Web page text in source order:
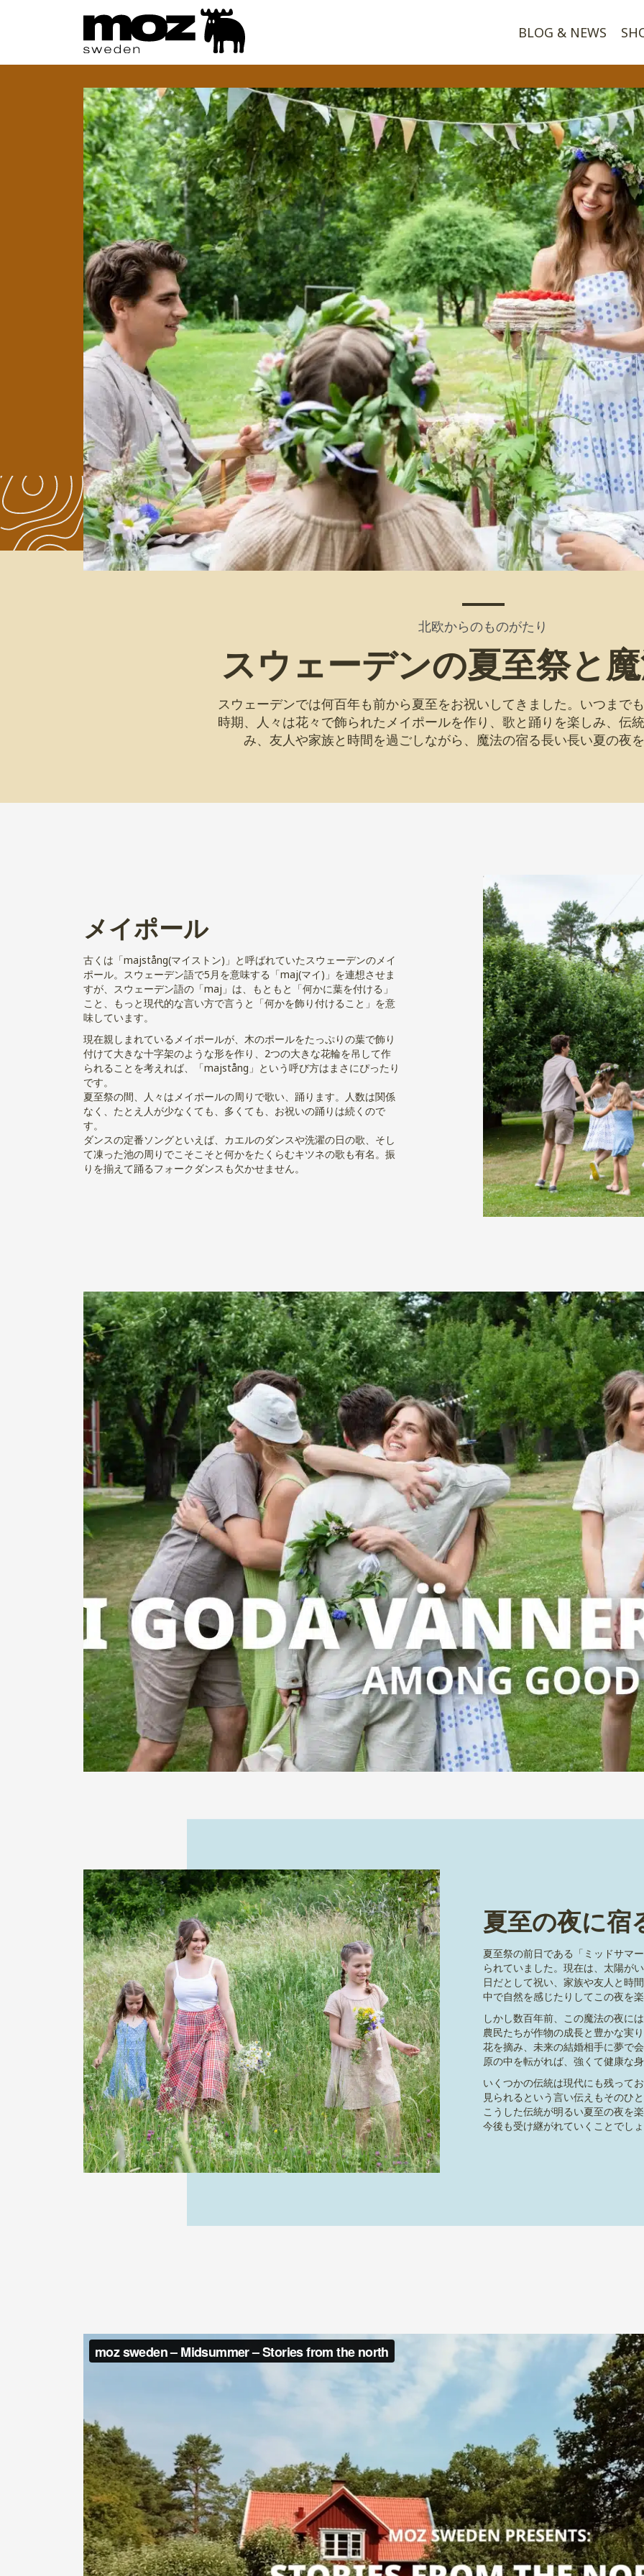
BLOG & NEWS
北欧からのものがたり
スウェーデンの夏至祭と
スウェーデンでは何百年も前から夏至をお祝いしてきました。いつまで
時期、人々は花々で飾られたメイポールを作り、歌と踊りを楽しみ、伝
み、友人や家族と時間を過ごしながら、魔法の宿る長い長い夏の夜
メイポール
古くは「majstång(マイストン)」と呼ばれていたスウェーデンのメイ
ポール。スウェーデン語で5月を意味する「maj(マイ)」を連想させま
すが、スウェーデン語の「maj」は、もともと「何かに葉を付ける」
こと、もっと現代的な言い方で言うと「何かを飾り付けること」を意
味しています。
現在親しまれているメイポールが、木のポールをたっぷりの葉で飾り
付けて大きな十字架のような形を作り、2つの大きな花輪を吊して作
られることを考えれば、「majstång」という呼び方はまさにぴったり
です。
夏至祭の間、人々はメイポールの周りで歌い、踊ります。人数は関係
なく、たとえ人が少なくても、多くても、お祝いの踊りは続くので
す。
ダンスの定番ソングといえば、カエルのダンスや洗濯の日の歌、そし
て凍った池の周りでこそこそと何かをたくらむキツネの歌も有名。振
りを揃えて踊るフォークダンスも欠かせません。
夏至の夜に宿
夏至祭の前日である「ミッドサマ
られていました。現在は、太陽が
日だとして祝い、家族や友人と時
中で自然を感じたりしてこの夜を
しかし数百年前、この魔法の夜に
農民たちが作物の成長と豊かな実
花を摘み、未来の結婚相手に夢で
原の中を転がれば、強くて健康な
いくつかの伝統は現代にも残って
見られるという言い伝えもそのひ
こうした伝統が明るい夏至の夜を
今後も受け継がれていくことでし